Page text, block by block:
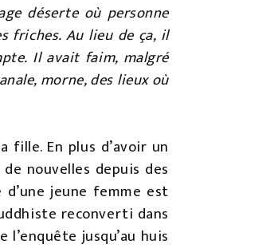
déserte où personne
friches. Au lieu de ça, il
Il avait faim, malgré
morne, des lieux où
fille. En plus d’avoir un
nouvelles depuis des
jeune femme est
reconverti dans
jusqu’au huis